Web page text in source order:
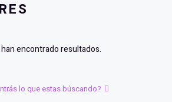
encontrado resultados.
lo que estas búscando?